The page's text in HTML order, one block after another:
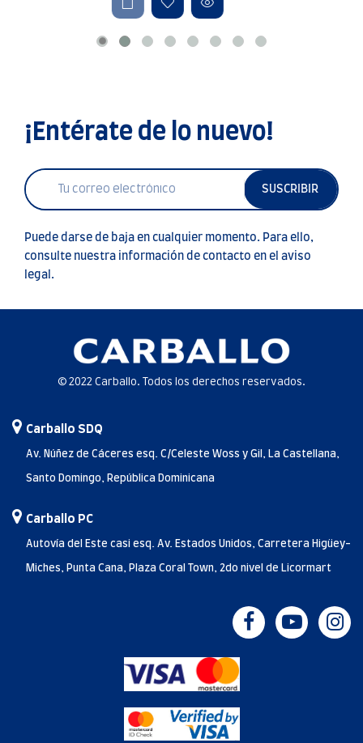
¡Entérate de lo nuevo!
SUSCRIBIR
Puede darse de baja en cualquier momento. Para ello,
consulte nuestra información de contacto en el aviso
legal.
© 2022 Carballo. Todos los derechos reservados.
Carballo SDQ
Av. Núñez de Cáceres esq. C/Celeste Woss y Gil, La Castellana,
Santo Domingo, República Dominicana
Carballo PC
Autovía del Este casi esq. Av. Estados Unidos, Carretera Higüey-
Miches, Punta Cana, Plaza Coral Town, 2do nivel de Licormart